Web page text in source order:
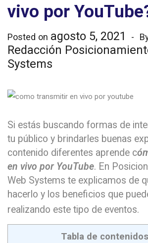
vivo por
Posted on agosto 5, 2021
Redacción
Systems
Si estás buscando formas de
tu público y brindarles buenas
contenido diferentes aprende c
en vivo por YouTube. En
Web Systems te explicamos de
hacerlo y los beneficios que
realizando este tipo de eventos.
Tabla de contenidos